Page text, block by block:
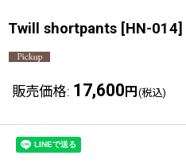
Twill shortpants [HN-014]
販売価格: 17,600 円 (税込)